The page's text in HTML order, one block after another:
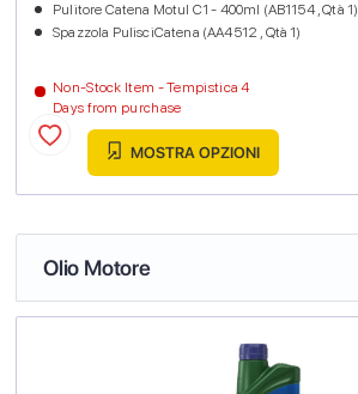
Non-Stock Item - Tempistica 4
Days from purchase
Pulitore Catena Motul C1 - 400ml (AB1154 , Qtà 1)
Spazzola PulisciCatena (AA4512 , Qtà 1)
MOSTRA OPZIONI
Olio Motore